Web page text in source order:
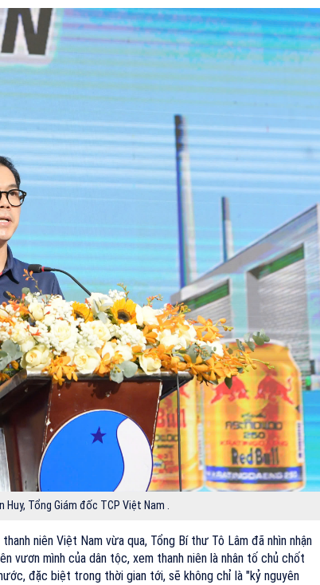
Huy, Tổng Giám đốc TCP Việt Nam .
niên Việt Nam vừa qua, Tổng Bí thư Tô Lâm đã nhìn nhận
vươn mình của dân tộc, xem thanh niên là nhân tố chủ chốt
đặc biệt trong thời gian tới, sẽ không chỉ là "kỷ nguyên